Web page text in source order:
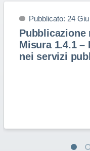
Pubblicato: 24
Pubblicazione
Misura 1.4.1
nei servizi